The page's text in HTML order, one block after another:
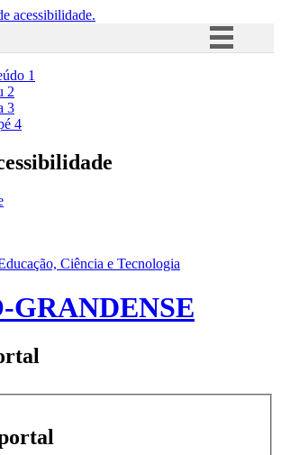
acessibilidade.
Acesso à informação
1
2
3
4
Ciência e Tecnologia
GRANDENSE